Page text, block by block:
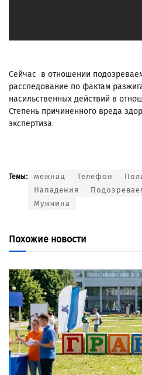
Сейчас в отношении
расследование по фактам
насильственных действий в
Степень причиненного вреда
экспертиза.
Темы: межнац Телефон
Нападения
Мужчина
Похожие новости